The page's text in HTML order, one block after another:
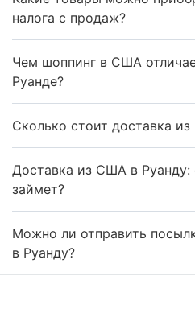
налога с продаж?
Чем шоппинг в США
Руанде?
Сколько стоит доставка
Доставка из США в Руанду:
займет?
Можно ли отправить
в Руанду?